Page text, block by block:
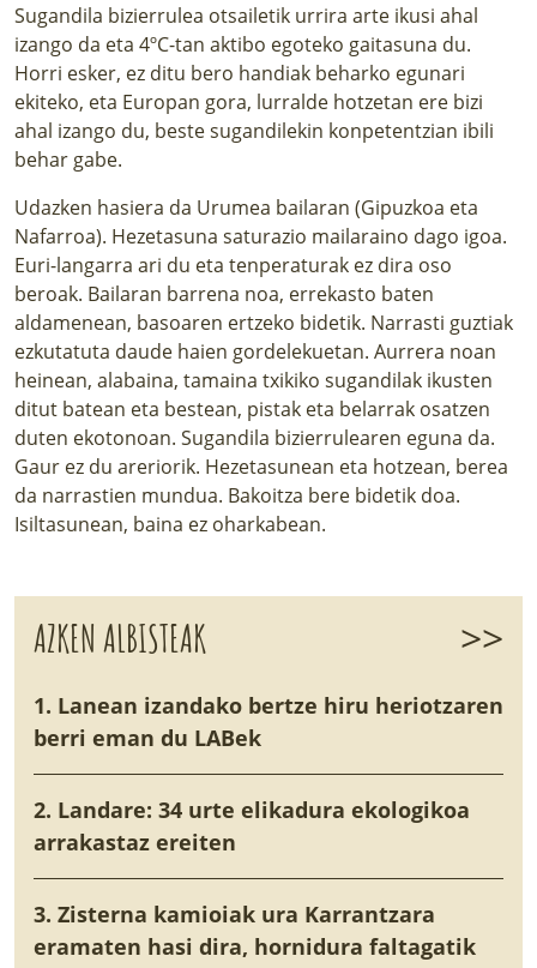
Sugandila bizierrulea otsailetik urrira arte ikusi ahal
izango da eta 4ºC-tan aktibo egoteko gaitasuna du.
Horri esker, ez ditu bero handiak beharko egunari
ekiteko, eta Europan gora, lurralde hotzetan ere bizi
ahal izango du, beste sugandilekin konpetentzian ibili
behar gabe.
Udazken hasiera da Urumea bailaran (Gipuzkoa eta
Nafarroa). Hezetasuna saturazio mailaraino dago igoa.
Euri-langarra ari du eta tenperaturak ez dira oso
beroak. Bailaran barrena noa, errekasto baten
aldamenean, basoaren ertzeko bidetik. Narrasti guztiak
ezkutatuta daude haien gordelekuetan. Aurrera noan
heinean, alabaina, tamaina txikiko sugandilak ikusten
ditut batean eta bestean, pistak eta belarrak osatzen
duten ekotonoan. Sugandila bizierrulearen eguna da.
Gaur ez du areriorik. Hezetasunean eta hotzean, berea
da narrastien mundua. Bakoitza bere bidetik doa.
Isiltasunean, baina ez oharkabean.
AZKEN ALBISTEAK >>
1. Lanean izandako bertze hiru heriotzaren
berri eman du LABek
2. Landare: 34 urte elikadura ekologikoa
arrakastaz ereiten
3. Zisterna kamioiak ura Karrantzara
eramaten hasi dira, hornidura faltagatik